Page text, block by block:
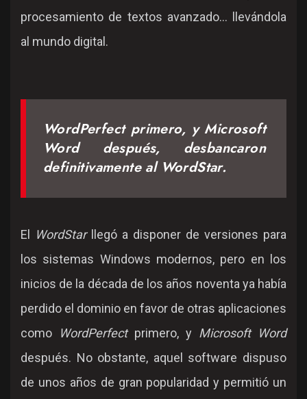
procesamiento de textos avanzado... llevándola
al mundo digital.
WordPerfect primero, y Microsoft
Word después, desbancaron
definitivamente al WordStar.
El WordStarllegó a disponer de versiones para
los sistemas Windows modernos, pero en los
inicios de la década de los años noventa ya había
perdido el dominio en favor de otras aplicaciones
como
WordPerfectprimero, y Microsoft Word
después. No obstante, aquel software dispuso
de unos años de gran popularidad y permitió un